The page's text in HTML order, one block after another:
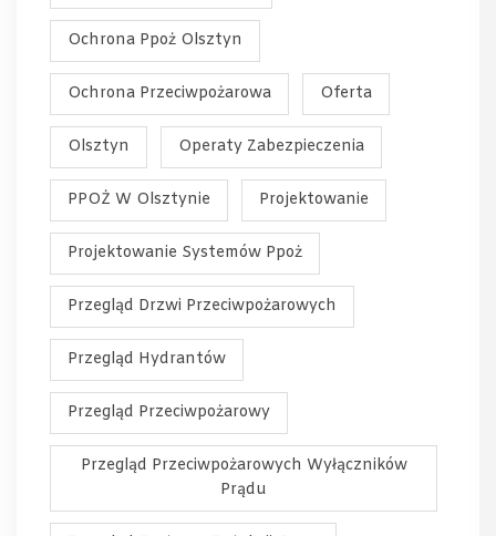
Ochrona Ppoż Olsztyn
Ochrona Przeciwpożarowa Oferta
Olsztyn Operaty Zabezpieczenia
PPOŻ W Olsztynie Projektowanie
Projektowanie Systemów Ppoż
Przegląd Drzwi Przeciwpożarowych
Przegląd Hydrantów
Przegląd Przeciwpożarowy
Przegląd Przeciwpożarowych Wyłączników
Prądu